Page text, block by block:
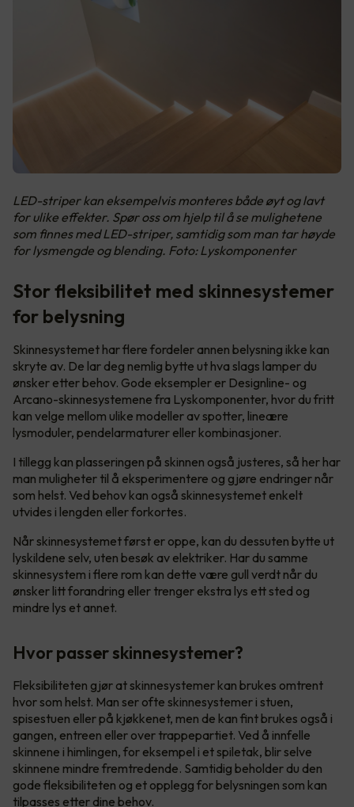
LED-striper kan eksempelvis monteres både øyt og lavt
for ulike effekter. Spør oss om hjelp til å se mulighetene
som finnes med LED-striper, samtidig som man tar høyde
for lysmengde og blending. Foto: Lyskomponenter
Stor fleksibilitet med skinnesystemer
for belysning
Skinnesystemet har flere fordeler annen belysning ikke kan
skryte av. De lar deg nemlig bytte ut hva slags lamper du
ønsker etter behov. Gode eksempler er Designline- og
Arcano-skinnesystemene fra Lyskomponenter, hvor du fritt
kan velge mellom ulike modeller av spotter, lineære
lysmoduler, pendelarmaturer eller kombinasjoner.
I tillegg kan plasseringen på skinnen også justeres, så her har
man muligheter til å eksperimentere og gjøre endringer når
som helst. Ved behov kan også skinnesystemet enkelt
utvides i lengden eller forkortes.
Når skinnesystemet først er oppe, kan du dessuten bytte ut
lyskildene selv, uten besøk av elektriker. Har du samme
skinnesystem i flere rom kan dette være gull verdt når du
ønsker litt forandring eller trenger ekstra lys ett sted og
mindre lys et annet.
Hvor passer skinnesystemer?
Fleksibiliteten gjør at skinnesystemer kan brukes omtrent
hvor som helst. Man ser ofte skinnesystemer i stuen,
spisestuen eller på kjøkkenet, men de kan fint brukes også i
gangen, entreen eller over trappepartiet. Ved å innfelle
skinnene i himlingen, for eksempel i et spiletak, blir selve
skinnene mindre fremtredende. Samtidig beholder du den
gode fleksibiliteten og et opplegg for belysningen som kan
tilpasses etter dine behov.